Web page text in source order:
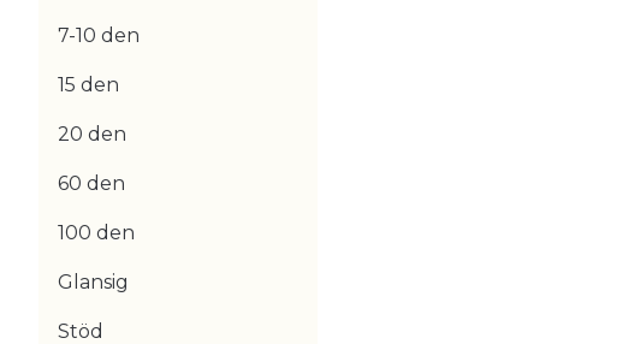
7-10 den
15 den
20 den
60 den
100 den
Glansig
Stöd